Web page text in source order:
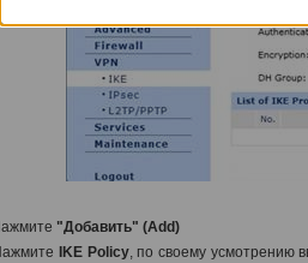
"Добавить" (Add)
IKEPolicy, по своему усмотрению